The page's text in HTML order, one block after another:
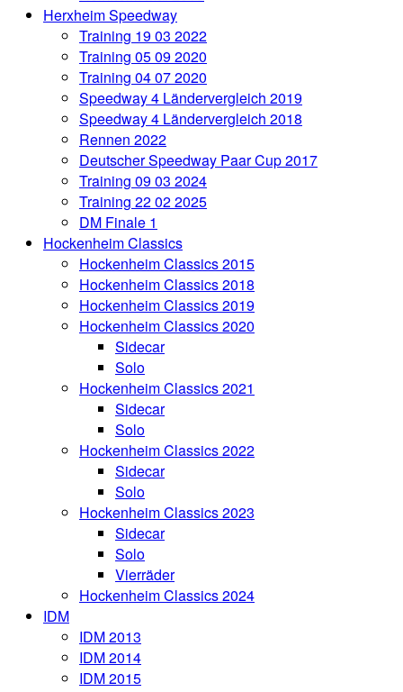
Herxheim Speedway
Training 19 03 2022
Training 05 09 2020
Training 04 07 2020
Speedway 4 Ländervergleich 2019
Speedway 4 Ländervergleich 2018
Rennen 2022
Deutscher Speedway Paar Cup 2017
Training 09 03 2024
Training 22 02 2025
DM Finale 1
Hockenheim Classics
Hockenheim Classics 2015
Hockenheim Classics 2018
Hockenheim Classics 2019
Hockenheim Classics 2020
Sidecar
Solo
Hockenheim Classics 2021
Sidecar
Solo
Hockenheim Classics 2022
Sidecar
Solo
Hockenheim Classics 2023
Sidecar
Solo
Vierräder
Hockenheim Classics 2024
IDM
IDM 2013
IDM 2014
IDM 2015